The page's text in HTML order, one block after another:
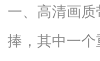
一、高清画
捧，其中一